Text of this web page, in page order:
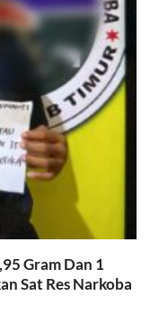
Gram Dan 1
Sat Res Narkoba